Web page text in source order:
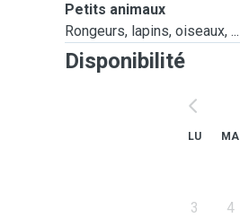
Petits animaux
Rongeurs, lapins, oiseaux, ...
Disponibilité
LU MA
3 4